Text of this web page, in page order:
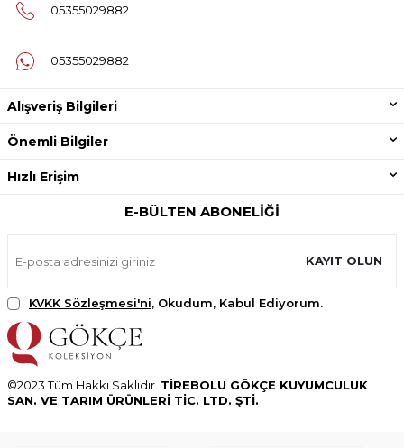
05355029882
05355029882
Alışveriş Bilgileri
Önemli Bilgiler
Hızlı Erişim
E-BÜLTEN ABONELIĞI
KAYIT OLUN
KVKK Sözleşmesi'ni, Okudum, Kabul Ediyorum.
©2023 Tüm Hakkı Saklıdır. TİREBOLU GÖKÇE KUYUMCULUK
SAN. VE TARIM ÜRÜNLERİ TİC. LTD. ŞTİ.